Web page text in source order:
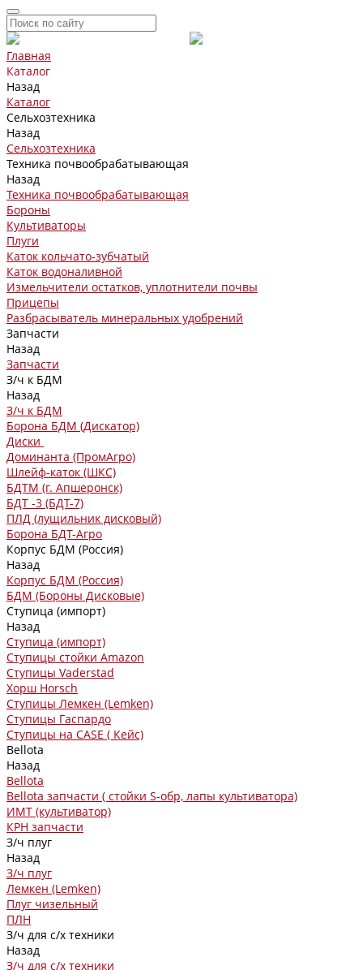
Главная
Каталог
Назад
Каталог
Сельхозтехника
Назад
Сельхозтехника
Техника почвообрабатывающая
Назад
Техника почвообрабатывающая
Бороны
Культиваторы
Плуги
Каток кольчато-зубчатый
Каток водоналивной
Измельчители остатков, уплотнители почвы
Прицепы
Разбрасыватель минеральных удобрений
Запчасти
Назад
Запчасти
З/ч к БДМ
Назад
З/ч к БДМ
Борона БДМ (Дискатор)
Диски
Доминанта (ПромАгро)
Шлейф-каток (ШКС)
БДТМ (г. Апшеронск)
БДТ -3 (БДТ-7)
ПЛД (лущильник дисковый)
Борона БДТ-Агро
Корпус БДМ (Россия)
Назад
Корпус БДМ (Россия)
БДМ (Бороны Дисковые)
Ступица (импорт)
Назад
Ступица (импорт)
Ступицы стойки Amazon
Ступицы Vaderstad
Хорш Horsch
Ступицы Лемкен (Lemken)
Ступицы Гаспардо
Ступицы на CASE ( Кейс)
Bellota
Назад
Bellota
Bellota запчасти ( стойки S-обр, лапы культиватора)
ИМТ (культиватор)
КРН запчасти
З/ч плуг
Назад
З/ч плуг
Лемкен (Lemken)
Плуг чизельный
ПЛН
З/ч для с/х техники
Назад
З/ч для с/х техники